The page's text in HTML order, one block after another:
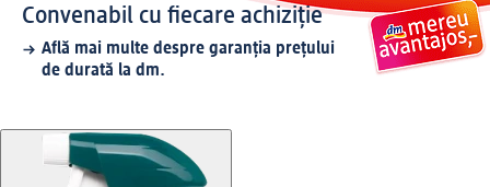
Convenabil cu fiecare achiziție
Află mai multe despre garanția prețului
de durată la dm.